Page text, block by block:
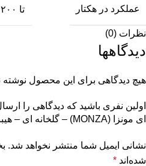
عملکرد در هکتار تا ۲۰۰ تن در شرایط مدیریت مناسب
نظرات (0)
دیدگاهها
هیچ دیدگاهی برای این محصول
اولین نفری باشید که دیدگاهی را
ای مونزا (MONZA) – گلخانه ای – هیبرید – برند سمینس Seminis”
نشانی ایمیل شما منتشر نخواهد شد.
شده‌اند *